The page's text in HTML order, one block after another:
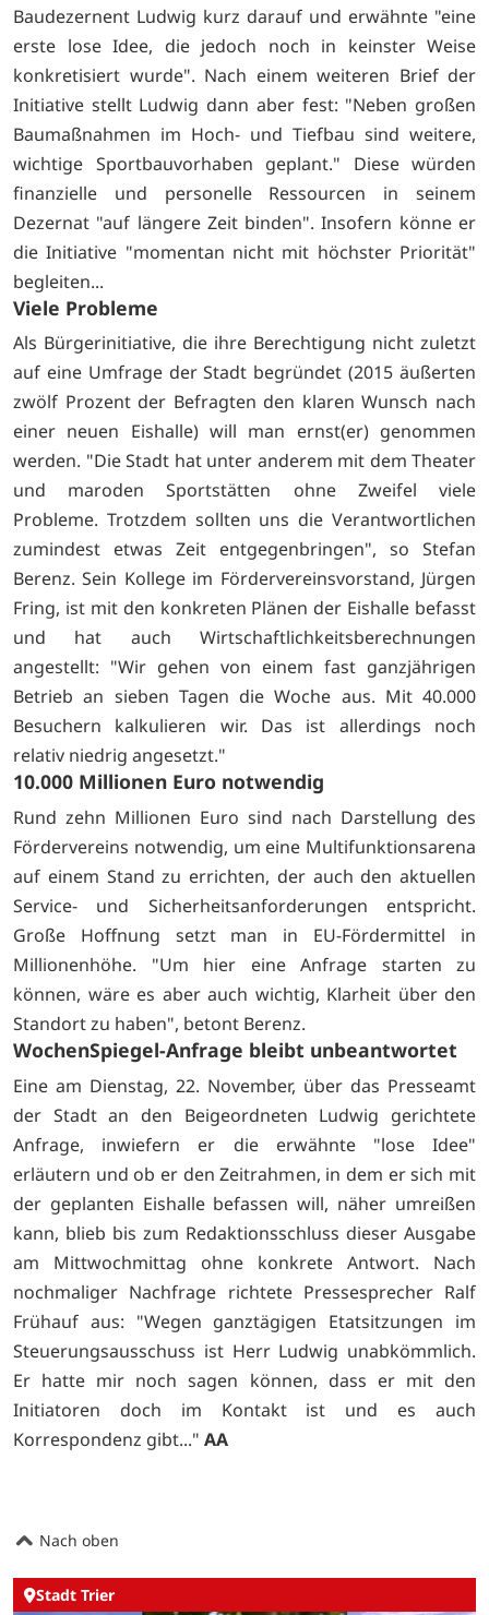
Baudezernent Ludwig kurz darauf und erwähnte "eine
erste lose Idee, die jedoch noch in keinster Weise
konkretisiert wurde". Nach einem weiteren Brief der
Initiative stellt Ludwig dann aber fest: "Neben großen
Baumaßnahmen im Hoch- und Tiefbau sind weitere,
wichtige Sportbauvorhaben geplant." Diese würden
finanzielle und personelle Ressourcen in seinem
Dezernat "auf längere Zeit binden". Insofern könne er
die Initiative "momentan nicht mit höchster Priorität"
begleiten...
Viele Probleme
Als Bürgerinitiative, die ihre Berechtigung nicht zuletzt
auf eine Umfrage der Stadt begründet (2015 äußerten
zwölf Prozent der Befragten den klaren Wunsch nach
einer neuen Eishalle) will man ernst(er) genommen
werden. "Die Stadt hat unter anderem mit dem Theater
und maroden Sportstätten ohne Zweifel viele
Probleme. Trotzdem sollten uns die Verantwortlichen
zumindest etwas Zeit entgegenbringen", so Stefan
Berenz. Sein Kollege im Fördervereinsvorstand, Jürgen
Fring, ist mit den konkreten Plänen der Eishalle befasst
und hat auch Wirtschaftlichkeitsberechnungen
angestellt: "Wir gehen von einem fast ganzjährigen
Betrieb an sieben Tagen die Woche aus. Mit 40.000
Besuchern kalkulieren wir. Das ist allerdings noch
relativ niedrig angesetzt."
10.000 Millionen Euro notwendig
Rund zehn Millionen Euro sind nach Darstellung des
Fördervereins notwendig, um eine Multifunktionsarena
auf einem Stand zu errichten, der auch den aktuellen
Service- und Sicherheitsanforderungen entspricht.
Große Hoffnung setzt man in EU-Fördermittel in
Millionenhöhe. "Um hier eine Anfrage starten zu
können, wäre es aber auch wichtig, Klarheit über den
Standort zu haben", betont Berenz.
WochenSpiegel-Anfrage bleibt unbeantwortet
Eine am Dienstag, 22. November, über das Presseamt
der Stadt an den Beigeordneten Ludwig gerichtete
Anfrage, inwiefern er die erwähnte "lose Idee"
erläutern und ob er den Zeitrahmen, in dem er sich mit
der geplanten Eishalle befassen will, näher umreißen
kann, blieb bis zum Redaktionsschluss dieser Ausgabe
am Mittwochmittag ohne konkrete Antwort. Nach
nochmaliger Nachfrage richtete Pressesprecher Ralf
Frühauf aus: "Wegen ganztägigen Etatsitzungen im
Steuerungsausschuss ist Herr Ludwig unabkömmlich.
Er hatte mir noch sagen können, dass er mit den
Initiatoren doch im Kontakt ist und es auch
Korrespondenz gibt..." AA
Nach oben
Stadt Trier